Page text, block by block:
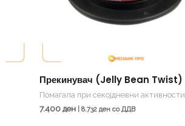
Прекинувач (Jelly Bean Twist)
Помагала при секојдневни активности
7.400ден 8.732 ден со ДДВ